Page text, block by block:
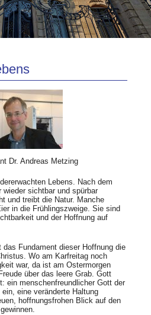
Dr. Andreas Metzing
Lebens. Nach dem
sichtbar und spürbar
und treibt die Natur. Manche
in die Frühlingszweige. Sie sind
und der Hoffnung auf
das Fundament dieser Hoffnung die
Wo am Karfreitag noch
war, da ist am Ostermorgen
über das leere Grab. Gott
ein menschenfreundlicher Gott der
eine veränderte Haltung
hoffnungsfrohen Blick auf den